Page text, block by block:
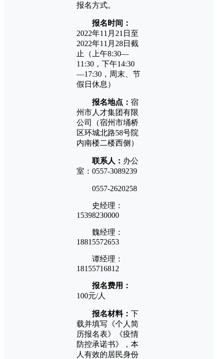
报名方式。
报名时间：
2022年11月21日至
2022年11月28日截
止（上午8:30—
11:30，下午14:30
—17:30，周末、节
假日休息）
报名地点： 宿
州市人才集团有限
公司（宿州市埇桥
区环城北路58号院
内南楼二楼西侧）
联系人： 办公
室：0557-3089239
0557-2620258
史经理：
15398230000
魏经理：
18815572653
谭经理：
18155716812
报名费用：
100元/人
报名材料： 下
载并填写《个人简
历报名表》《疫情
防控承诺书》，本
人有效的居民身份